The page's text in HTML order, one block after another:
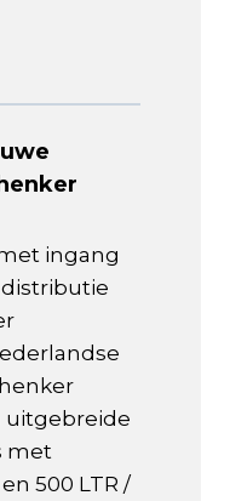
ingang
distributie
uitgebreide
met
500 LTR /